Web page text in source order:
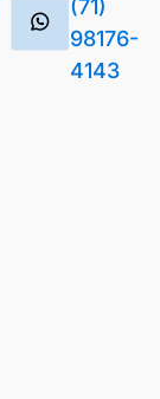
(71)
98176-
4143